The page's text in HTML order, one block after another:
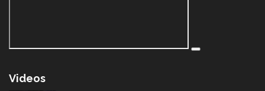
Videos